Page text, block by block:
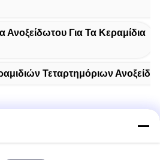
Ανοξείδωτου Για Τα Κεραμίδια
Τεταρτημόριων